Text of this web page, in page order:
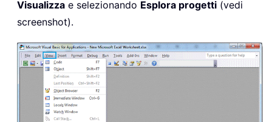
Visualizza e selezionando Esplora progetti (vedi
screenshot).